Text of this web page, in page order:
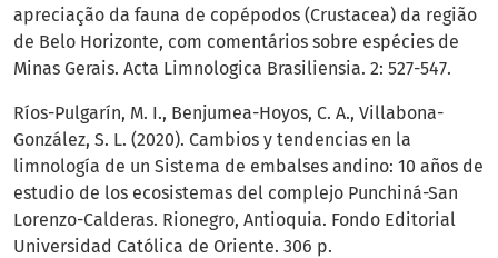
apreciação da fauna de copépodos (Crustacea) da região
de Belo Horizonte, com comentários sobre espécies de
Minas Gerais. Acta Limnologica Brasiliensia. 2: 527-547.
Ríos-Pulgarín, M. I., Benjumea-Hoyos, C. A., Villabona-
González, S. L. (2020). Cambios y tendencias en la
limnología de un Sistema de embalses andino: 10 años de
estudio de los ecosistemas del complejo Punchiná-San
Lorenzo-Calderas. Rionegro, Antioquia. Fondo Editorial
Universidad Católica de Oriente. 306 p.